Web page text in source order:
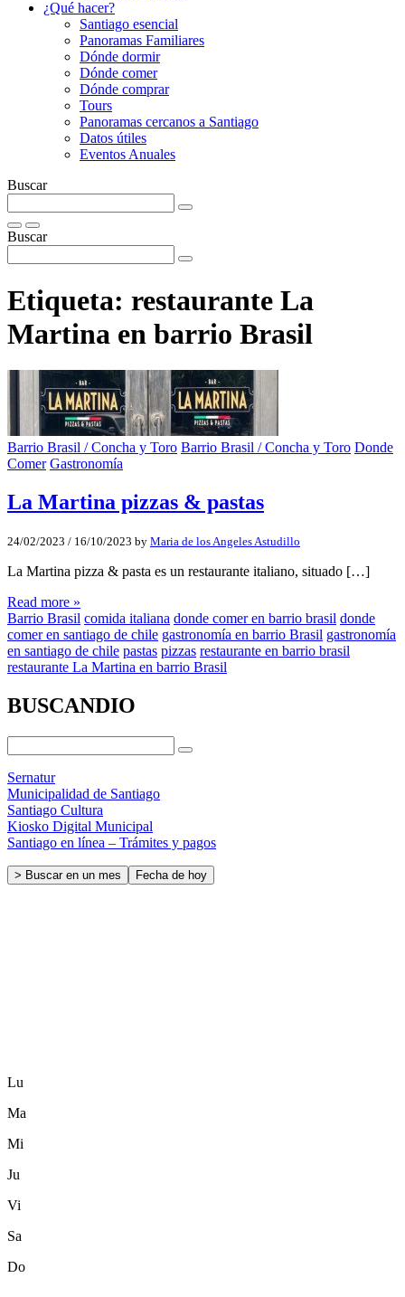
¿Qué hacer?
Santiago esencial
Panoramas Familiares
Dónde dormir
Dónde comer
Dónde comprar
Tours
Panoramas cercanos a Santiago
Datos útiles
Eventos Anuales
Buscar
Buscar
Etiqueta: restaurante La
Martina en barrio Brasil
Barrio Brasil / Concha y Toro Barrio Brasil / Concha y Toro Donde
Comer Gastronomía
La Martina pizzas & pastas
24/02/2023 / 16/10/2023 by Maria de los Angeles Astudillo
La Martina pizza & pasta es un restaurante italiano, situado […]
Read more »
Barrio Brasil comida italiana donde comer en barrio brasil donde
comer en santiago de chile gastronomía en barrio Brasil gastronomía
en santiago de chile pastas pizzas restaurante en barrio brasil
restaurante La Martina en barrio Brasil
BUSCANDIO
Sernatur
Municipalidad de Santiago
Santiago Cultura
Kiosko Digital Municipal
Santiago en línea – Trámites y pagos
> Buscar en un mes Fecha de hoy
Lu
Ma
Mi
Ju
Vi
Sa
Do